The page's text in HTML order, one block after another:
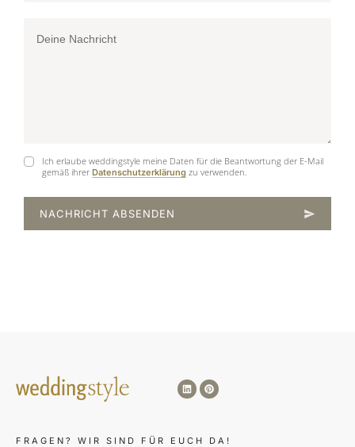
Ich erlaube weddingstyle meine Daten für die Beantwortung der E-Mail
gemäß ihrer Datenschutzerklärung zu verwenden.
NACHRICHT ABSENDEN
FRAGEN? WIR SIND FÜR EUCH DA!